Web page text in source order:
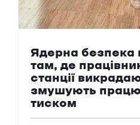
Ядерна безпека
там, де
станції
змушують
тиском